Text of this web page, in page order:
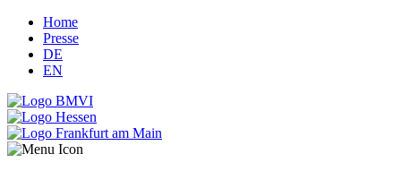
Home
Presse
DE
EN